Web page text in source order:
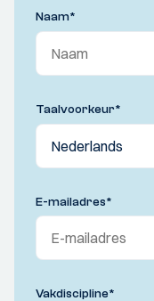
Naam*
Taalvoorkeur*
E-mailadres*
Vakdiscipline*